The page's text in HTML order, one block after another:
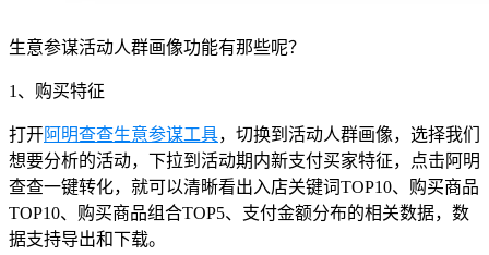
生意参谋活动人群画像功能有那些呢？
1、购买特征
打开阿明查查生意参谋工具，切换到活动人群画像，选择我们
想要分析的活动，下拉到活动期内新支付买家特征，点击阿明
查查一键转化，就可以清晰看出入店关键词TOP10、购买商品
TOP10、购买商品组合TOP5、支付金额分布的相关数据，数
据支持导出和下载。